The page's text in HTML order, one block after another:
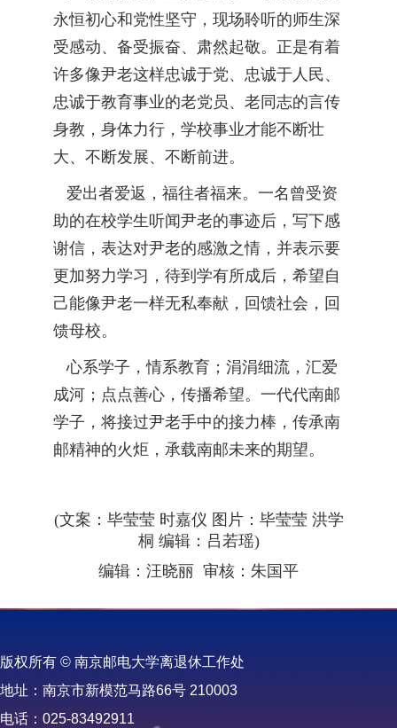
永恒初心和党性坚守，现场聆听的师生深
受感动、备受振奋、肃然起敬。正是有着
许多像尹老这样忠诚于党、忠诚于人民、
忠诚于教育事业的老党员、老同志的言传
身教，身体力行，学校事业才能不断壮
大、不断发展、不断前进。
爱出者爱返，福往者福来。一名曾受资
助的在校学生听闻尹老的事迹后，写下感
谢信，表达对尹老的感激之情，并表示要
更加努力学习，待到学有所成后，希望自
己能像尹老一样无私奉献，回馈社会，回
馈母校。
心系学子，情系教育；涓涓细流，汇爱
成河；点点善心，传播希望。一代代南邮
学子，将接过尹老手中的接力棒，传承南
邮精神的火炬，承载南邮未来的期望。
(文案：毕莹莹 时嘉仪 图片：毕莹莹 洪学
桐 编辑：吕若瑶)
编辑：汪晓丽 审核：朱国平
版权所有 © 南京邮电大学离退休工作处
地址：南京市新模范马路66号 210003
电话：025-83492911